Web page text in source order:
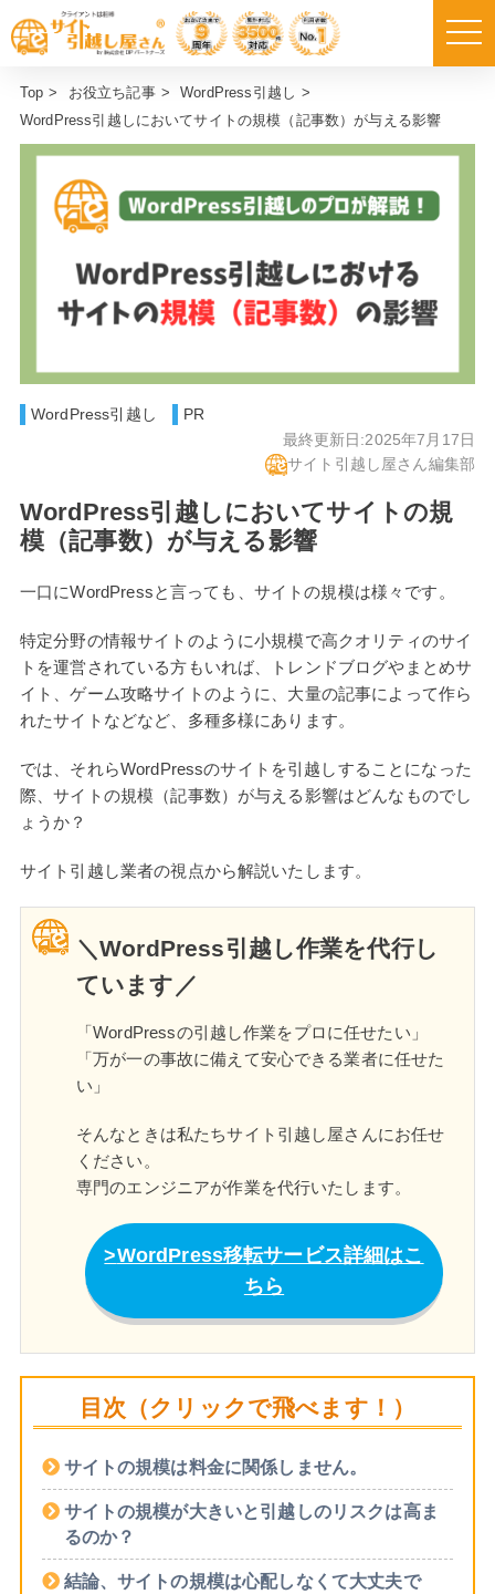
Top > お役立ち記事 > WordPress引越し >
WordPress引越しにおいてサイトの規模（記事数）が与える影響
WordPress引越し
PR
最終更新日:2025年7月17日
サイト引越し屋さん編集部
WordPress引越しにおいてサイトの規
模（記事数）が与える影響
一口にWordPressと言っても、サイトの規模は様々です。
特定分野の情報サイトのように小規模で高クオリティのサイ
トを運営されている方もいれば、トレンドブログやまとめサ
イト、ゲーム攻略サイトのように、大量の記事によって作ら
れたサイトなどなど、多種多様にあります。
では、それらWordPressのサイトを引越しすることになった
際、サイトの規模（記事数）が与える影響はどんなものでし
ょうか？
サイト引越し業者の視点から解説いたします。
＼WordPress引越し作業を代行し
ています／
「WordPressの引越し作業をプロに任せたい」
「万が一の事故に備えて安心できる業者に任せた
い」
そんなときは私たちサイト引越し屋さんにお任せ
ください。
専門のエンジニアが作業を代行いたします。
WordPress移転サービス詳細はこ
ちら
目次（クリックで飛べます！）
サイトの規模は料金に関係しません。
サイトの規模が大きいと引越しのリスクは高ま
るのか？
結論、サイトの規模は心配しなくて大丈夫で